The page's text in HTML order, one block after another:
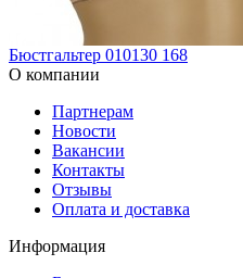
Бюстгальтер 010130 168
О компании
Партнерам
Новости
Вакансии
Контакты
Отзывы
Оплата и доставка
Информация